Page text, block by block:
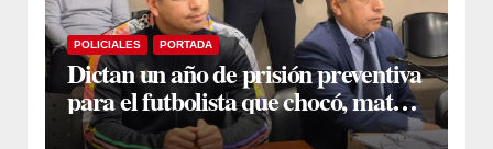
POLICIALES PORTADA
Dictan un año de prisión preventiva
para el futbolista que chocó, mató y
huyó en la Capital